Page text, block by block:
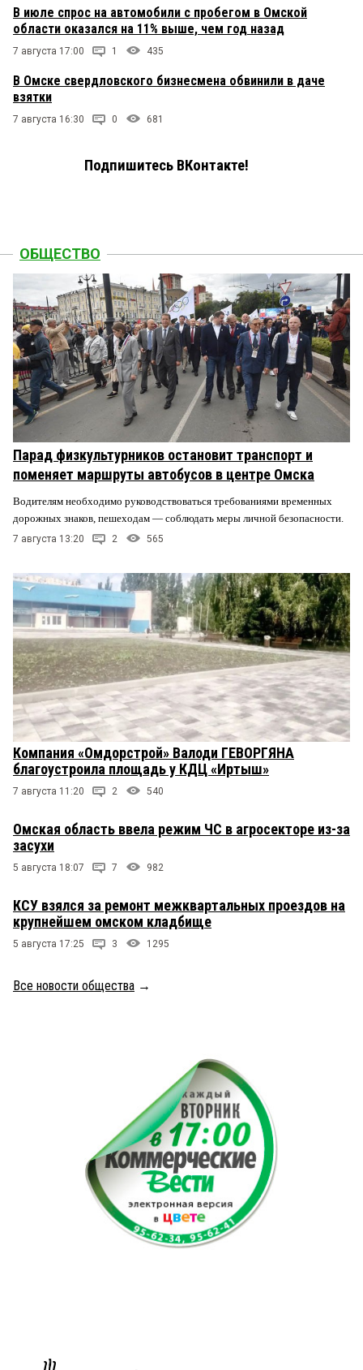
В июле спрос на автомобили с пробегом в Омской
области оказался на 11% выше, чем год назад
7 августа 17:00 1 435
В Омске свердловского бизнесмена обвинили в даче
взятки
7 августа 16:30 0 681
Подпишитесь ВКонтакте!
ОБЩЕСТВО
Парад физкультурников остановит транспорт и
поменяет маршруты автобусов в центре Омска
Водителям необходимо руководствоваться требованиями временных
дорожных знаков, пешеходам — соблюдать меры личной безопасности.
7 августа 13:20 2 565
Компания «Омдорстрой» Валоди ГЕВОРГЯНА
благоустроила площадь у КДЦ «Иртыш»
7 августа 11:20 2 540
Омская область ввела режим ЧС в агросекторе из-за
засухи
5 августа 18:07 7 982
КСУ взялся за ремонт межквартальных проездов на
крупнейшем омском кладбище
5 августа 17:25 3 1295
Все новости общества →